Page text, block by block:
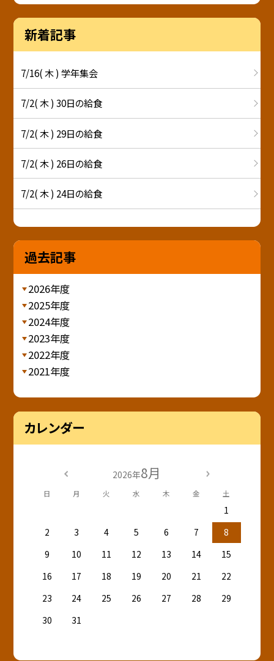
新着記事
7/16( 木 ) 学年集会
7/2( 木 ) 30日の給食
7/2( 木 ) 29日の給食
7/2( 木 ) 26日の給食
7/2( 木 ) 24日の給食
過去記事
2026年度
2025年度
2024年度
2023年度
2022年度
2021年度
カレンダー
2026年8月
日 月 火 水 木 金 土
1
2
3 4 5 6 7
8
9
10 11 12 13 14
15
16
17 18 19 20 21
22
23
24 25 26 27 28
29
30
31